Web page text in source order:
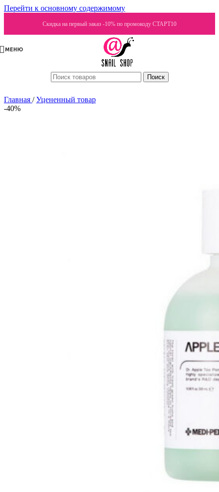
Перейти к основному содержимому
Скидка на первый заказ -10% по промокоду СТАРТ10
МЕНЮ
Поиск
Главная / Уцененный товар
-40%